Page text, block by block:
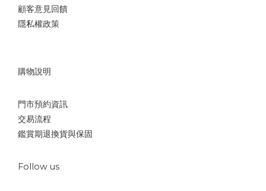
顧客意見回饋
隱私權政策
購物說明
門市預約資訊
交易流程
鑑賞期退換貨與保固
Follow us